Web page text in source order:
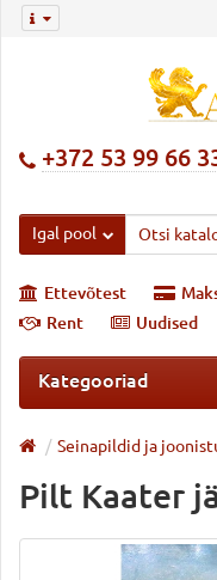
+372 53 99 66
Igal pool
Ettevõtest
Rent
Uudised
Kategooriad
Seinapildid ja
Pilt Kaater